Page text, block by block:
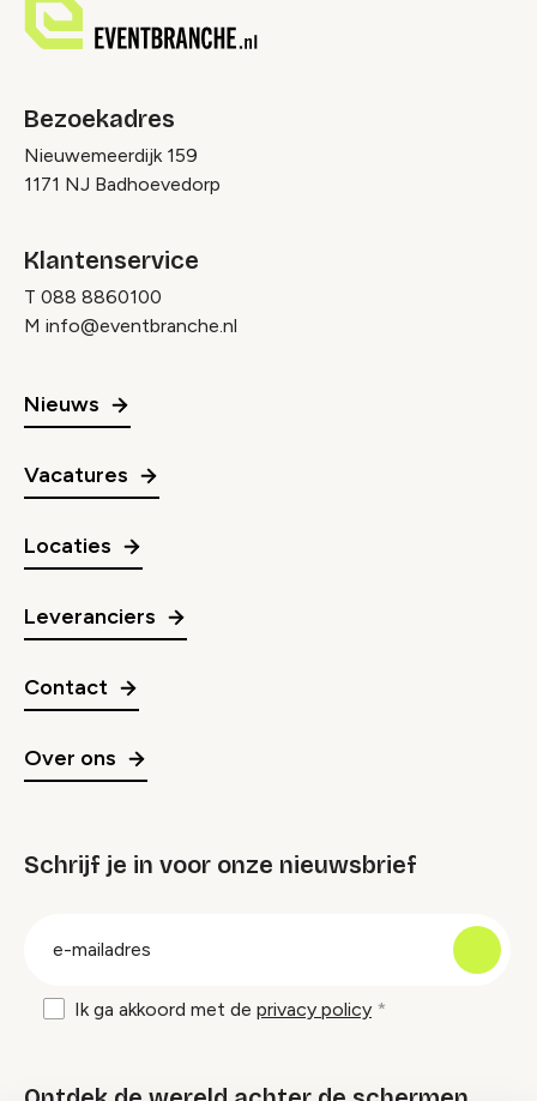
Bezoekadres
Nieuwemeerdijk 159
1171 NJ Badhoevedorp
Klantenservice
T 088 8860100
M info@eventbranche.nl
Nieuws
Vacatures
Locaties
Leveranciers
Contact
Over ons
Schrijf je in voor onze nieuwsbrief
Ik ga akkoord met de privacy policy